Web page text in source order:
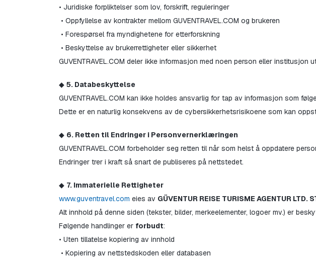
• Juridiske forpliktelser som lov, forskrift, reguleringer
• Oppfyllelse av kontrakter mellom GUVENTRAVEL.COM og brukeren
• Forespørsel fra myndighetene for etterforskning
• Beskyttelse av brukerrettigheter eller sikkerhet
GUVENTRAVEL.COM deler ikke informasjon med noen person eller institusjon
◆ 5. Databeskyttelse
GUVENTRAVEL.COM kan ikke holdes ansvarlig for tap av informasjon som
Dette er en naturlig konsekvens av de cybersikkerhetsrisikoene som kan
◆ 6. Retten til Endringer i Personvernerklæringen
GUVENTRAVEL.COM forbeholder seg retten til når som helst å oppdatere
Endringer trer i kraft så snart de publiseres på nettstedet.
◆ 7. Immaterielle Rettigheter
www.guventravel.com eies av GÜVENTUR REISE TURISME AGENTUR LTD.
Alt innhold på denne siden (tekster, bilder, merkeelementer, logoer mv.) er
Følgende handlinger er forbudt:
• Uten tillatelse kopiering av innhold
• Kopiering av nettstedskoden eller databasen